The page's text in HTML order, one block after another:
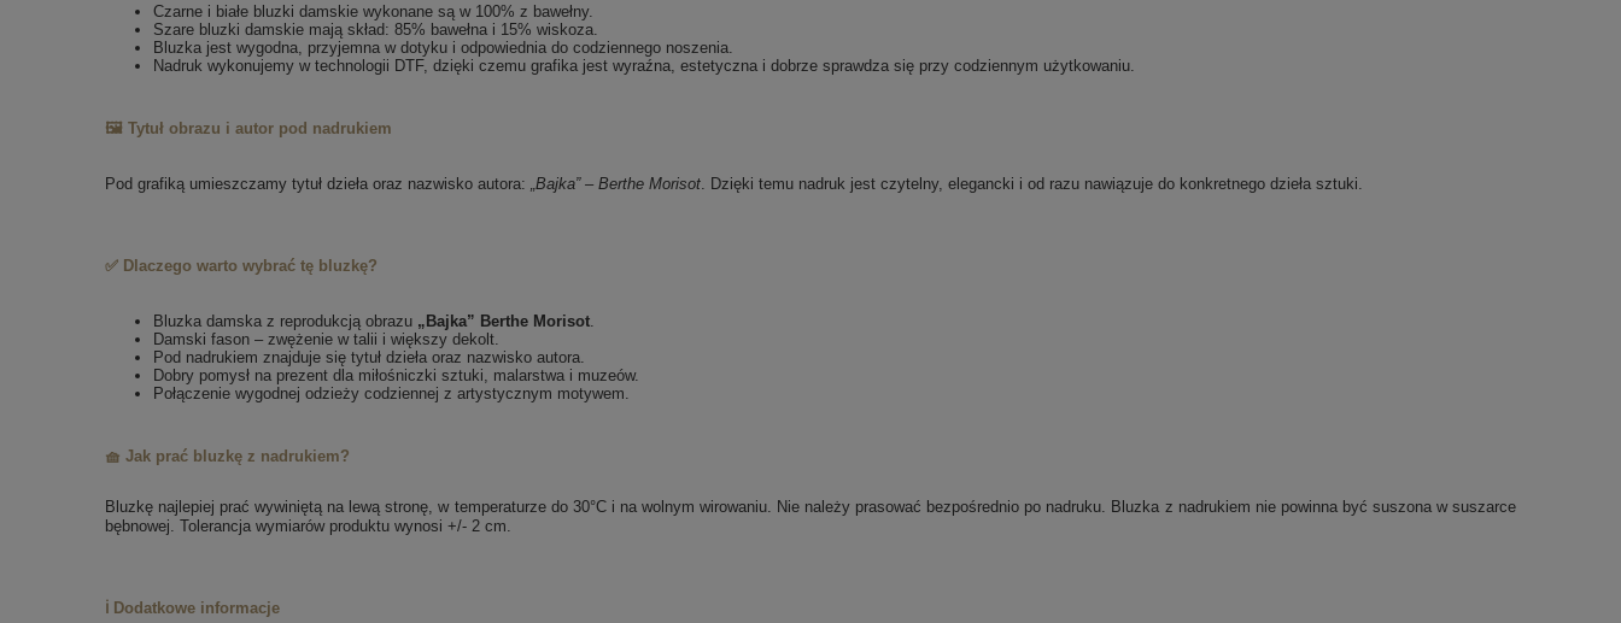
Czarne i białe bluzki damskie wykonane są w 100% z bawełny.
Szare bluzki damskie mają skład: 85% bawełna i 15% wiskoza.
Bluzka jest wygodna, przyjemna w dotyku i odpowiednia do codziennego noszenia.
Nadruk wykonujemy w technologii DTF, dzięki czemu grafika jest wyraźna, estetyczna i dobrze sprawdza się przy codziennym użytkowaniu.
🖼️ Tytuł obrazu i autor pod nadrukiem
Pod grafiką umieszczamy tytuł dzieła oraz nazwisko autora: „Bajka” – Berthe Morisot . Dzięki temu nadruk jest czytelny, elegancki i od razu nawiązuje do konkretnego dzieła sztuki.
✅ Dlaczego warto wybrać tę bluzkę?
Bluzka damska z reprodukcją obrazu „Bajka” Berthe Morisot
Damski fason – zwężenie w talii i większy dekolt.
Pod nadrukiem znajduje się tytuł dzieła oraz nazwisko autora.
Dobry pomysł na prezent dla miłośniczki sztuki, malarstwa i muzeów.
Połączenie wygodnej odzieży codziennej z artystycznym motywem.
🧺 Jak prać bluzkę z nadrukiem?
Bluzkę najlepiej prać wywiniętą na lewą stronę, w temperaturze do 30°C i na wolnym wirowaniu. Nie należy prasować bezpośrednio po nadruku. Bluzka z nadrukiem nie powinna być suszona w suszarce
bębnowej. Tolerancja wymiarów produktu wynosi +/- 2 cm.
ℹ️ Dodatkowe informacje